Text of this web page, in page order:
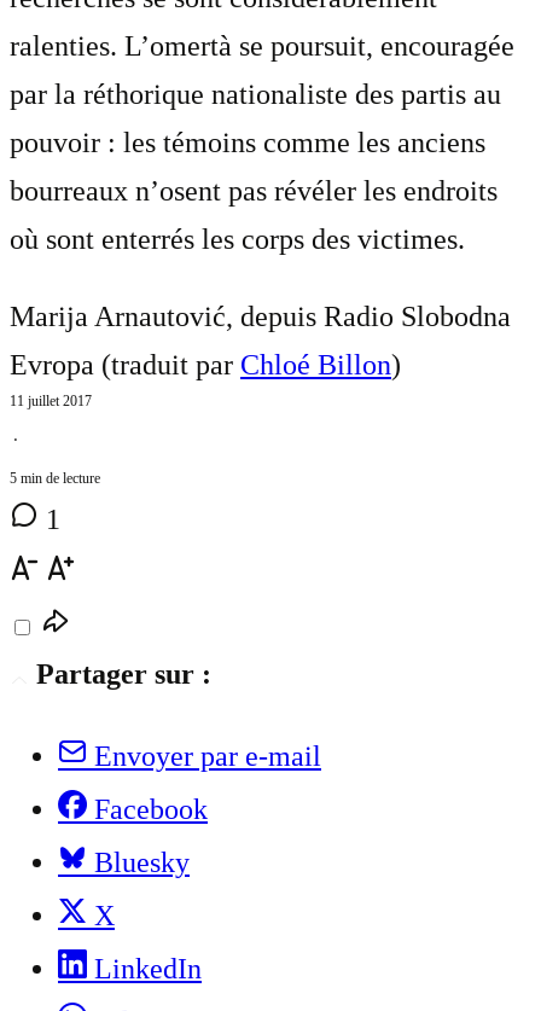
ralenties. L’omertà se poursuit, encouragée
par la réthorique nationaliste des partis au
pouvoir : les témoins comme les anciens
bourreaux n’osent pas révéler les endroits
où sont enterrés les corps des victimes.
Marija Arnautović, depuis Radio Slobodna
Evropa (traduit par Chloé Billon)
11 juillet 2017
⋅
5 min de lecture
1
Partager sur :
Envoyer par e-mail
Facebook
Bluesky
X
LinkedIn